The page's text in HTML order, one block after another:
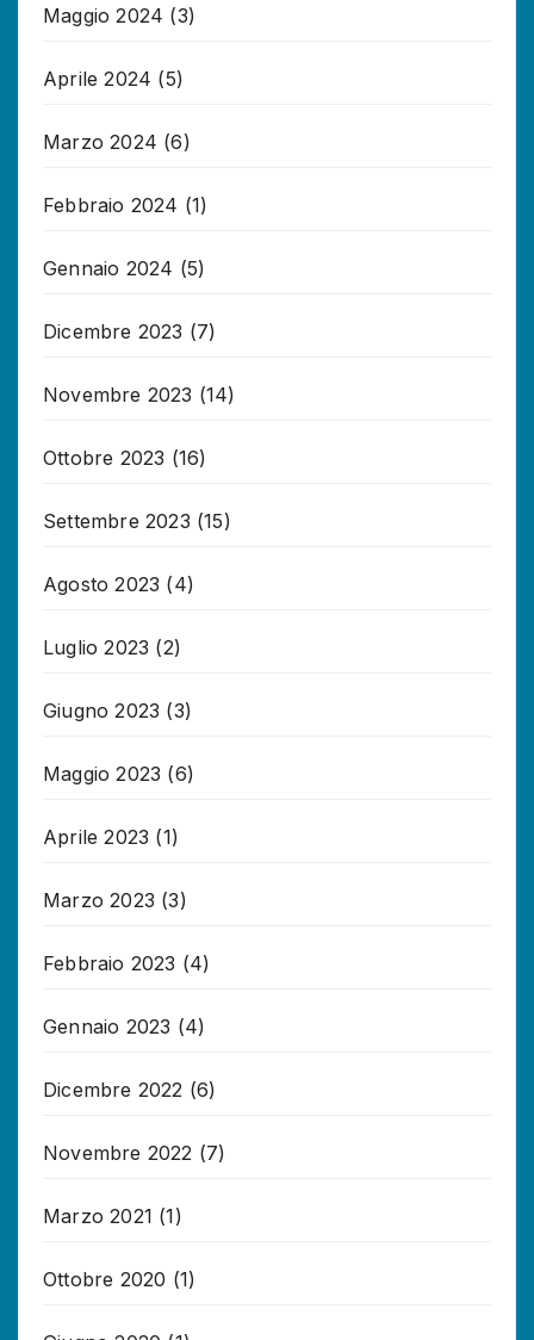
Maggio 2024 (3)
Aprile 2024 (5)
Marzo 2024 (6)
Febbraio 2024 (1)
Gennaio 2024 (5)
Dicembre 2023 (7)
Novembre 2023 (14)
Ottobre 2023 (16)
Settembre 2023 (15)
Agosto 2023 (4)
Luglio 2023 (2)
Giugno 2023 (3)
Maggio 2023 (6)
Aprile 2023 (1)
Marzo 2023 (3)
Febbraio 2023 (4)
Gennaio 2023 (4)
Dicembre 2022 (6)
Novembre 2022 (7)
Marzo 2021 (1)
Ottobre 2020 (1)